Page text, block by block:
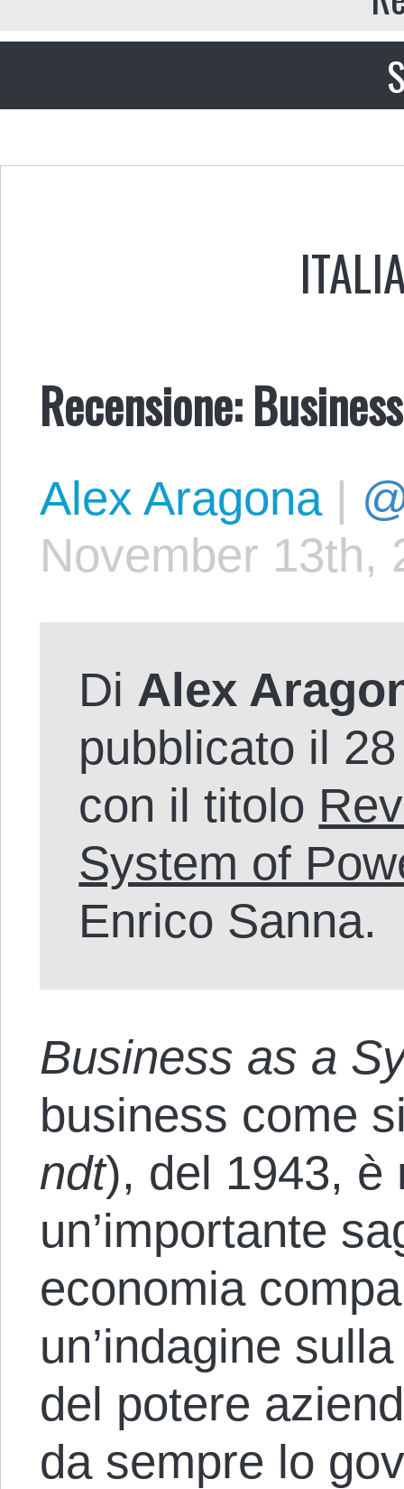
Recensione:
Alex Aragona |
November 13th,
Di Alex
pubblicato il
con il titolo
System of
Enrico Sanna.
Business as a
business come
ndt), del 1943, è
un’importante
economia
un’indagine
del potere
da sempre lo